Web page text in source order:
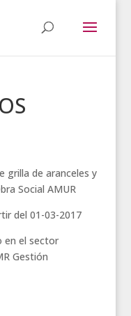
grilla de aranceles y
Social AMUR
del 01-03-2017
en el sector
Gestión